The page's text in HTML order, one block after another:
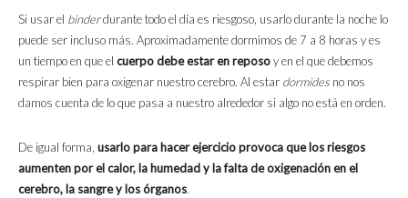
Si usar el binderdurante todo el día es riesgoso, usarlo durante la noche lo
puede ser incluso más. Aproximadamente dormimos de 7 a 8 horas y es
un tiempo en que el cuerpo debe estar en reposoy en el que debemos
respirar bien para oxigenar nuestro cerebro. Al estar dormides no nos
damos cuenta de lo que pasa a nuestro alrededor si algo no está en orden.
De igual forma, usarlo para hacer ejercicio provoca que los riesgos
aumenten por el calor, la humedad y la falta de oxigenación en el
cerebro, la sangre y los órganos.